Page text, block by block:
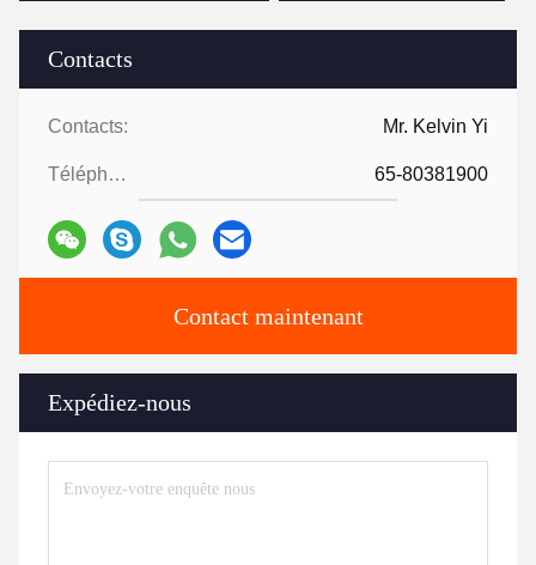
Contacts
Contacts: Mr. Kelvin Yi
Téléphone: 65-80381900
Contact maintenant
Expédiez-nous